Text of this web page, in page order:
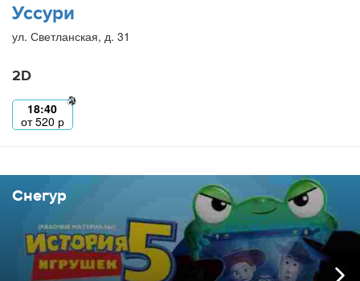
Уссури
ул. Светланская, д. 31
2D
18:40
от520 р
Снегур